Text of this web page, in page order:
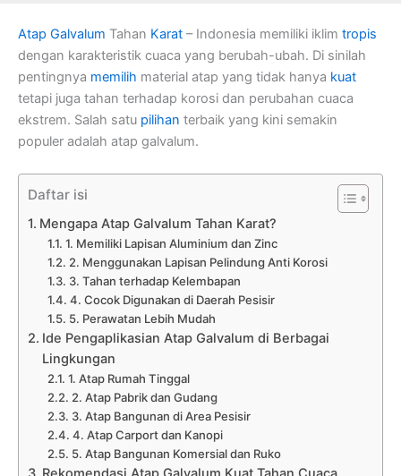
Atap Galvalum Tahan Karat – Indonesia memiliki iklim tropis
dengan karakteristik cuaca yang berubah-ubah. Di sinilah
pentingnya memilih material atap yang tidak hanya kuat
tetapi juga tahan terhadap korosi dan perubahan cuaca
ekstrem. Salah satu pilihan terbaik yang kini semakin
populer adalah atap galvalum.
Daftar isi
Mengapa Atap Galvalum Tahan Karat?
1. Memiliki Lapisan Aluminium dan Zinc
2. Menggunakan Lapisan Pelindung Anti Korosi
3. Tahan terhadap Kelembapan
4. Cocok Digunakan di Daerah Pesisir
5. Perawatan Lebih Mudah
Ide Pengaplikasian Atap Galvalum di Berbagai
Lingkungan
1. Atap Rumah Tinggal
2. Atap Pabrik dan Gudang
3. Atap Bangunan di Area Pesisir
4. Atap Carport dan Kanopi
5. Atap Bangunan Komersial dan Ruko